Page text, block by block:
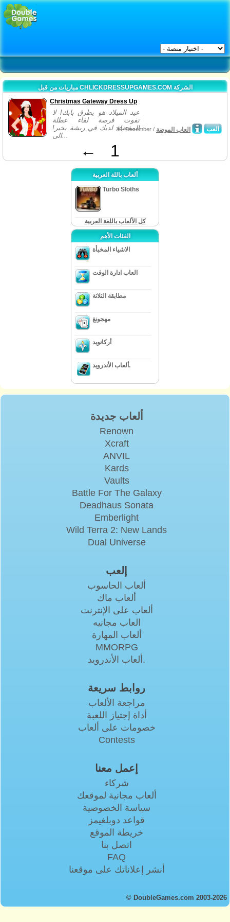
مباريات من قبل CHLICKDRESSUPGAMES.COM الشركة
Christmas Gateway Dress Up
عيد الميلاد هو يطرق بابك! لا
تفوت فرصة لقاء عطلة
المفضلة لديك في ريشة بخير!
الى...
العب 30, December / العاب الموضة
← 1
ألعاب باللة العربية
Turbo Sloths
كل الألعاب باللغة العربية
الفئات الأهم
الاشياء المخبأة
العاب ادارة الوقت
مطابقة الثلاثة
مهجونغ
أركانويد
ألعاب الأندرويد.
ألعاب جديدة
Renown
Xcraft
ANVIL
Kards
Vaults
Battle For The Galaxy
Deadhaus Sonata
Emberlight
Wild Terra 2: New Lands
Dual Universe
إلعب
ألعاب الحاسوب
ألعاب ماك
ألعاب على الإنترنت
العاب مجانيه
ألعاب المهارة
MMORPG
ألعاب الأندرويد.
روابط سريعة
مراجعة الألعاب
أداة إجتياز اللعبة
خصومات على ألعاب
Contests
إعمل معنا
شركاء
ألعاب مجانية لموقعك
سياسة الخصوصية
قواعد دوبلغيمز
خريطة الموقع
اتصل بنا
FAQ
أنشر إعلاناتك على موقعنا
© DoubleGames.com 2003-2026